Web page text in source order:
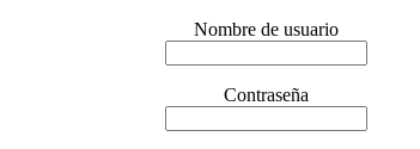
Nombre de usuario
Contraseña